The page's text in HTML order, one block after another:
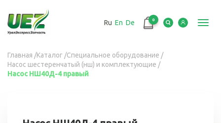
основному
содержанию
Ru En De 0
Вы
здесь
Главная /Каталог /Специальное оборудование /
Насос шестеренчатый (нш) и комплектующие /
Насос НШ40Д-4 правый